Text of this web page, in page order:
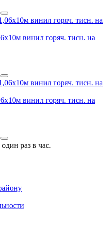
винил горяч. тисн. на
винил горяч. тисн. на
раз в час.